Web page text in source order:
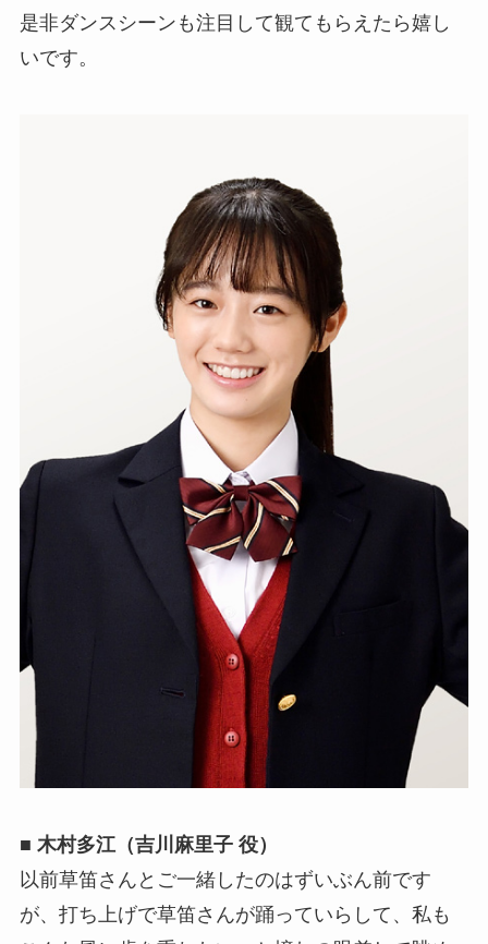
是非ダンスシーンも注目して観てもらえたら嬉し
いです。
■ 木村多江（吉川麻里子 役）
以前草笛さんとご一緒したのはずいぶん前です
が、打ち上げで草笛さんが踊っていらして、私も